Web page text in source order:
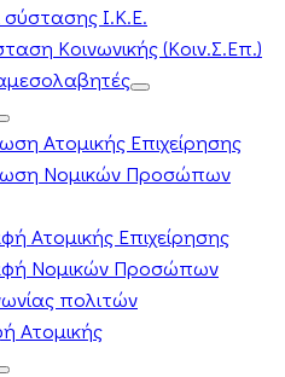
σύστασης Ι.Κ.Ε.
Κοινωνικής (Κοιν.Σ.Επ.)
Ατομικής Επιχείρησης
Νομικών Προσώπων
Ατομικής Επιχείρησης
Νομικών Προσώπων
πολιτών
Ατομικής